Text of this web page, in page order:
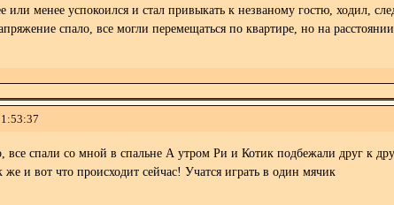
или менее успокоился и стал привыкать к незваному гостю, ходил,
спало, все могли перемещаться по квартире, но на расстоянии
все спали со мной в спальне А утром Ри и Котик подбежали друг к
же и вот что происходит сейчас! Учатся играть в один мячик